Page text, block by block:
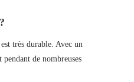
très durable. Avec un
de nombreuses